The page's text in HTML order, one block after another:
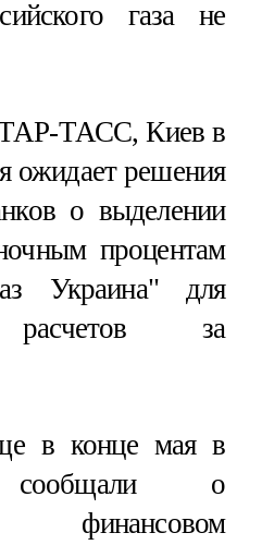
газа не
ТАСС, Киев в
ожидает решения
о выделении
процентам
Украина" для
расчетов за
в конце мая в
сообщали о
финансовом